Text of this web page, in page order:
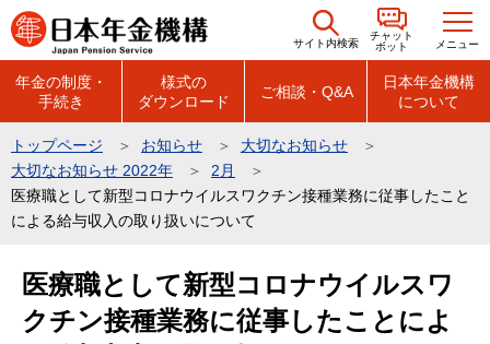
こ
の
先
頭
サイト内検索
チャット
ボット
メニュー
年金の制度・
手続き
様式の
ダウンロード
ご相談・Q&A
日本年金機構
について
トップページ お知らせ
大切なお知らせ
大切なお知らせ 2022年
2月
医療職として新型コロナウイルスワクチン接種業務に従事したこと
による給与収入の取り扱いについて
医療職として新型コロナウイルスワ
クチン接種業務に従事したことによ